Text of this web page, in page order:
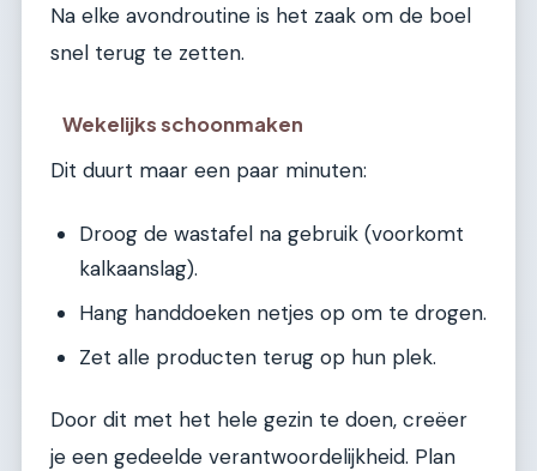
Na elke avondroutine is het zaak om de boel
snel terug te zetten.
Wekelijks schoonmaken
Dit duurt maar een paar minuten:
Droog de wastafel na gebruik (voorkomt
kalkaanslag).
Hang handdoeken netjes op om te drogen.
Zet alle producten terug op hun plek.
Door dit met het hele gezin te doen, creëer
je een gedeelde verantwoordelijkheid. Plan